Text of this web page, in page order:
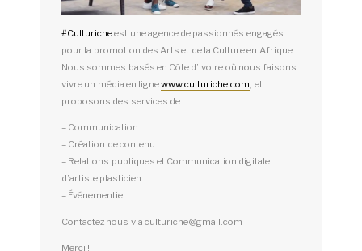
#Culturicheest une agence de passionnés engagés
pour la promotion des Arts et de la Culture en Afrique.
Nous sommes basés en Côte d’Ivoire où nous faisons
vivre un média en lignewww.culturiche.com, et
proposons des services de :
– Communication
– Création de contenu
– Relations publiques et Communication digitale
d’artiste plasticien
– Événementiel
Contactez nous via culturiche@gmail.com
Merci !!